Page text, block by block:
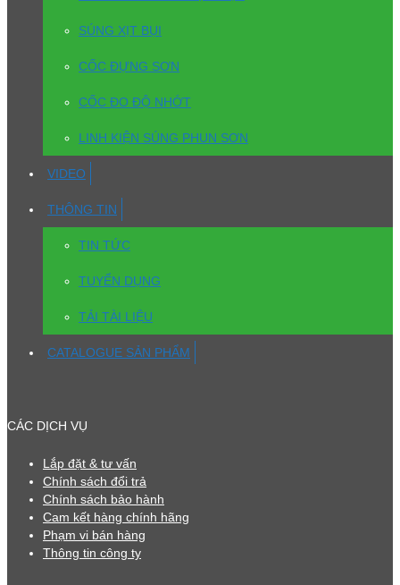
SÚNG XỊT BỤI
CỐC ĐỰNG SƠN
CỐC ĐO ĐỘ NHỚT
LINH KIỆN SÚNG PHUN SƠN
VIDEO
THÔNG TIN
TIN TỨC
TUYỂN DỤNG
TẢI TÀI LIỆU
CATALOGUE SẢN PHẨM
CÁC DỊCH VỤ
Lắp đặt & tư vấn
Chính sách đổi trả
Chính sách bảo hành
Cam kết hàng chính hãng
Phạm vi bán hàng
Thông tin công ty